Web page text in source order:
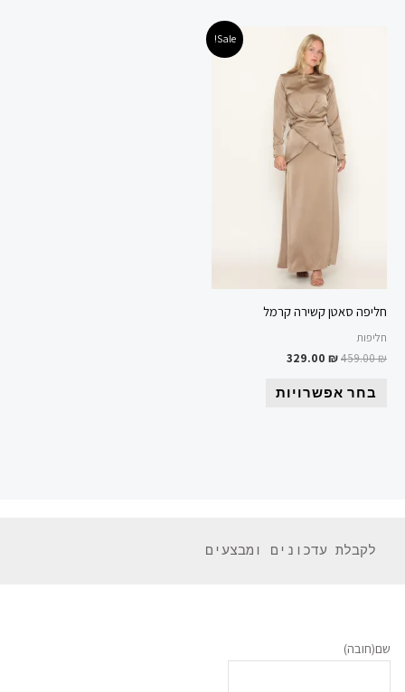
Sale!
חליפה סאטן קשירה קרמל
חליפות
459.00₪
המחיר
המקורי
היה:
459.00 ₪.
329.00 ₪
329.00 ₪.
בחר אפשרויות
למוצר
שם(חובה)